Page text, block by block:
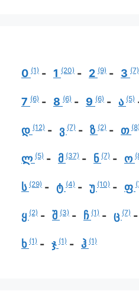
0 (1) 1 (20) 2 (9) 3 (7)
7 (6) 8 (6) 9 (6) ა (5)
დ (12) ვ (7) ზ (2) თ (8)
ლ (5) მ (37) ნ (7) ო
ს (29) ტ (4) უ (10) ფ
ყ (2) შ (3) ჩ (1) ც (7)
ხ (1) ჯ (1) ჰ (1)